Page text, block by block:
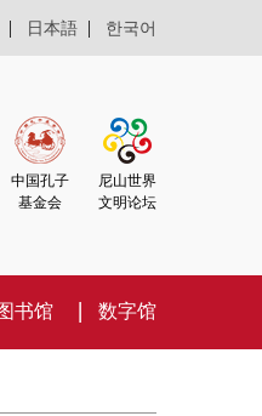
| 日本語 | 한국어
中国孔子
基金会
尼山世界
文明论坛
书馆 数字馆